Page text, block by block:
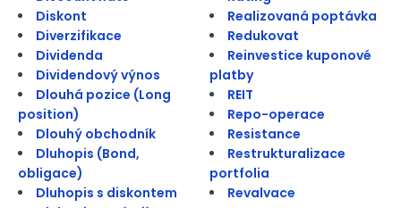
Diskont
Diverzifikace
Dividenda
Dividendový výnos
Dlouhá pozice (Long
position)
Dlouhý obchodník
Dluhopis (Bond,
obligace)
Dluhopis s diskontem
Realizovaná poptávka
Redukovat
Reinvestice kuponové
platby
REIT
Repo-operace
Resistance
Restrukturalizace
portfolia
Revalvace